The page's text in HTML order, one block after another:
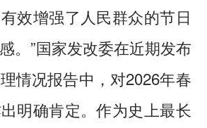
效增强了人民群众的节日
。”国家发改委在近期发布
情况报告中，对2026年春
明确肯定。作为史上最长